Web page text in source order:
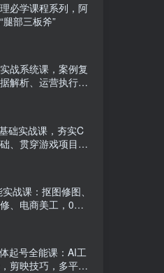
必学课程系列，阿
腿部三板斧”
战系统课，案例复
解析、运营执行，
础实战课，夯实C
、贯穿游戏项目、
战课：抠图修图、
、电商美工，0基
起号全能课：AI工
剪映技巧，多平台